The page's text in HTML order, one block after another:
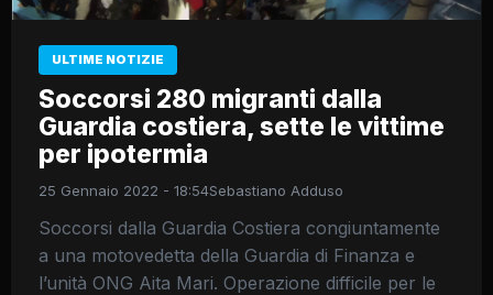
ULTIME NOTIZIE
Soccorsi 280 migranti dalla
Guardia costiera, sette le vittime
per ipotermia
25 Gennaio 2022 - 18:54Sebastiano Adduso
Soccorsi dalla Guardia Costiera congiuntamente
a una motovedetta della Guardia di Finanza e
l’unità ONG Aita Mari. Operazione difficile per le